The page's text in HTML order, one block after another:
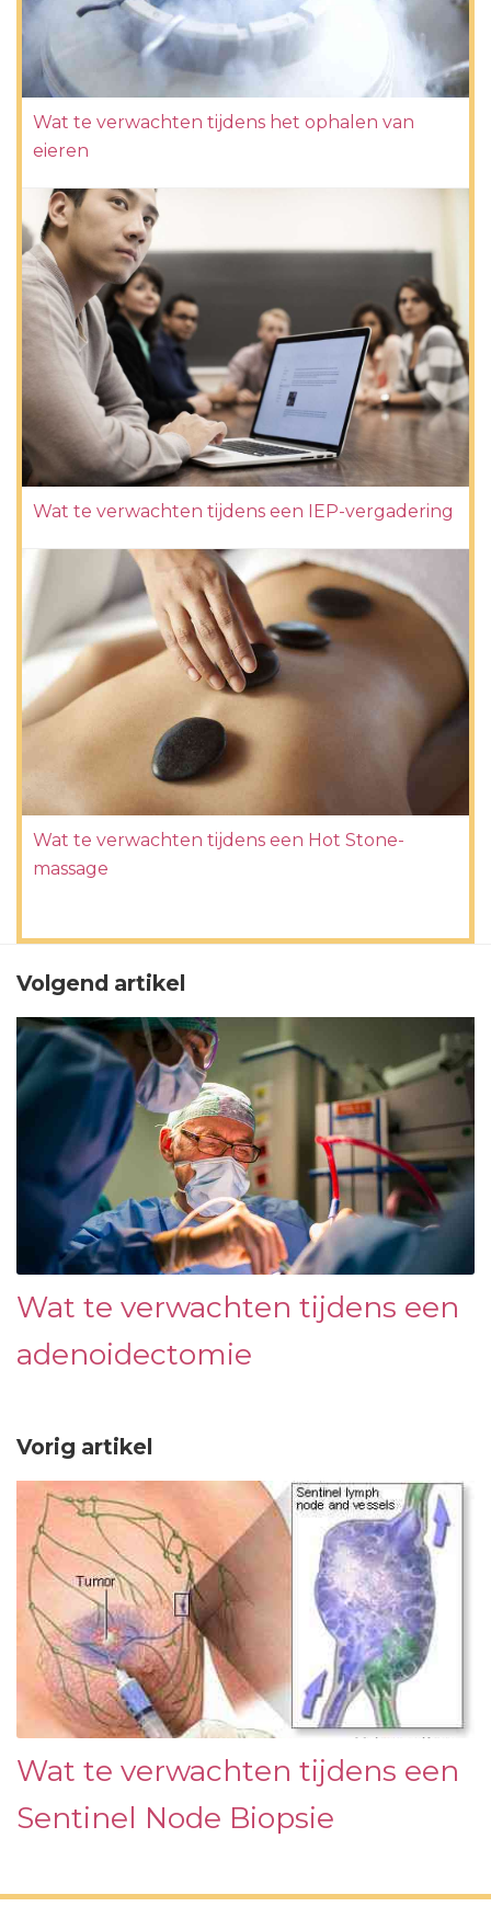
Wat te verwachten tijdens het ophalen van
eieren
Wat te verwachten tijdens een IEP-vergadering
Wat te verwachten tijdens een Hot Stone-
massage
Volgend artikel
Wat te verwachten tijdens een
adenoidectomie
Vorig artikel
Wat te verwachten tijdens een
Sentinel Node Biopsie